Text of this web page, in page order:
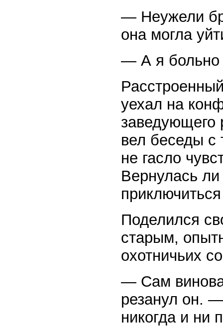
— Неужели
она могла
— А я больно
уехал на
заведующего
вел беседы с
не гасло
Вернулась
Поделился
старым,
охотничьих
— Сам
резанул он.
никогда и ни